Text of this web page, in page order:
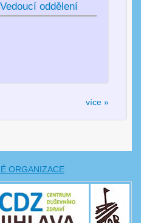
oddělení
více »
ORGANIZACE